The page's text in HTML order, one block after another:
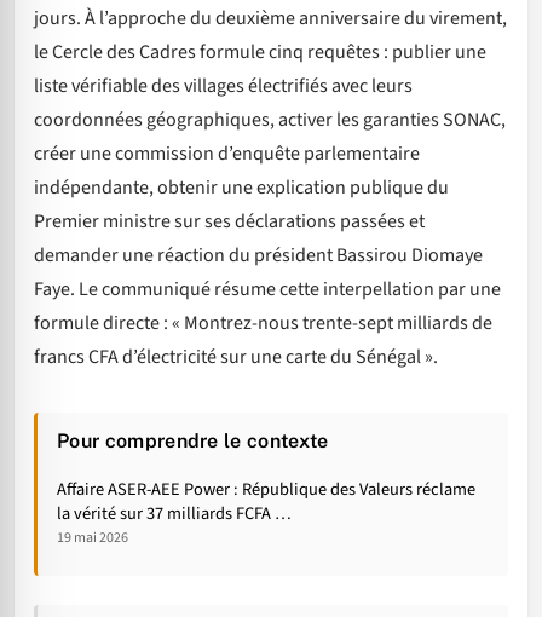
jours. À l’approche du deuxième anniversaire du virement,
le Cercle des Cadres formule cinq requêtes : publier une
liste vérifiable des villages électrifiés avec leurs
coordonnées géographiques, activer les garanties SONAC,
créer une commission d’enquête parlementaire
indépendante, obtenir une explication publique du
Premier ministre sur ses déclarations passées et
demander une réaction du président Bassirou Diomaye
Faye. Le communiqué résume cette interpellation par une
formule directe : « Montrez-nous trente-sept milliards de
francs CFA d’électricité sur une carte du Sénégal ».
Pour comprendre le contexte
Affaire ASER-AEE Power : République des Valeurs réclame
la vérité sur 37 milliards FCFA …
19 mai 2026